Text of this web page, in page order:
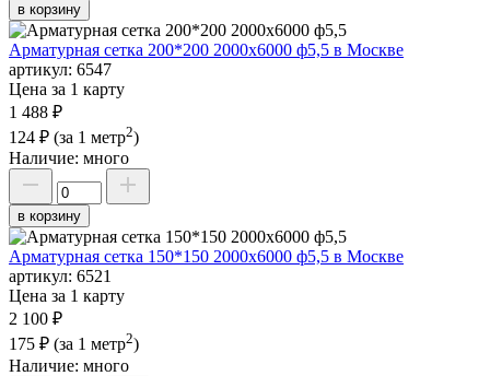
в корзину
Арматурная сетка 200*200 2000х6000 ф5,5 в Москве
артикул: 6547
Цена за 1 карту
1 488 ₽
124 ₽ (за 1 метр2)
Наличие: много
в корзину
Арматурная сетка 150*150 2000х6000 ф5,5 в Москве
артикул: 6521
Цена за 1 карту
2 100 ₽
175 ₽ (за 1 метр2)
Наличие: много